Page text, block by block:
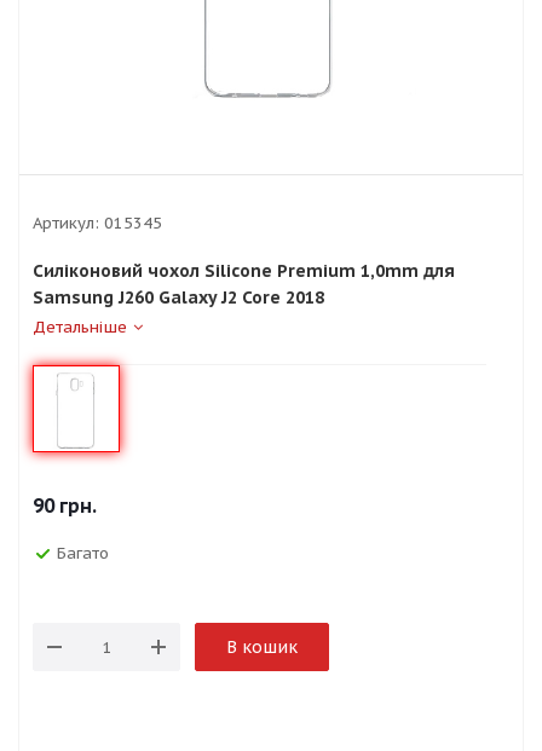
Артикул: 015345
Силіконовий чохол Silicone Premium 1,0mm для
Samsung J260 Galaxy J2 Core 2018
Детальніше
90грн.
Багато
В кошик